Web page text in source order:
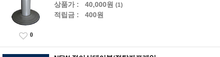
상품가 : 40,000원 (1)
적립금 : 400원
0